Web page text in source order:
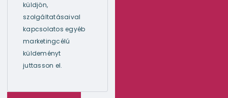
küldjön,
szolgáltatásaival
kapcsolatos egyéb
marketingcélú
küldeményt
juttasson el.